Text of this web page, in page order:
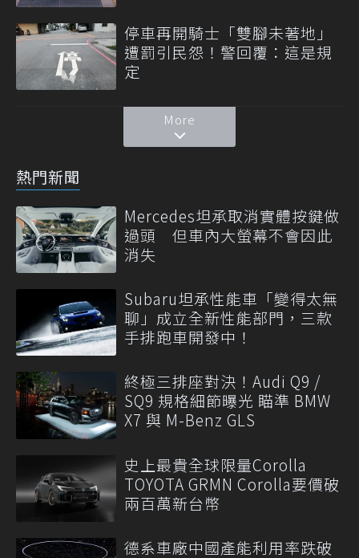
停車再開騎士「雙腳未著地」
遭罰引民怨！警回覆：這是規
定
More
熱門新聞
Mercedes坦承取消實體按鍵做
過頭 但車內大螢幕不會因此
消失
Subaru坦承性能車「變得太無
聊」成立全新性能部門，三款
手排跑車開發中！
終極三排座對決！Audi Q9 /
SQ9 規格細節曝光 瞄準 BMW
X7 與 M-Benz GLS
史上最貴全球限量Corolla
TOYOTA GRMN Corolla要價破
兩百萬新台幣
德系車廠中國產能利用率跌破